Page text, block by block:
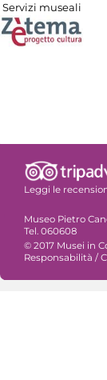
Servizi museali
Leggi le
Museo Pietro
Tel. 060608
© 2017 Musei in
Responsabilità /